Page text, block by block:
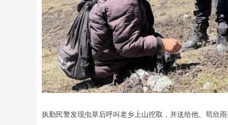
执勤民警发现虫草后呼叫老乡上山挖取，并送给他。苟欣